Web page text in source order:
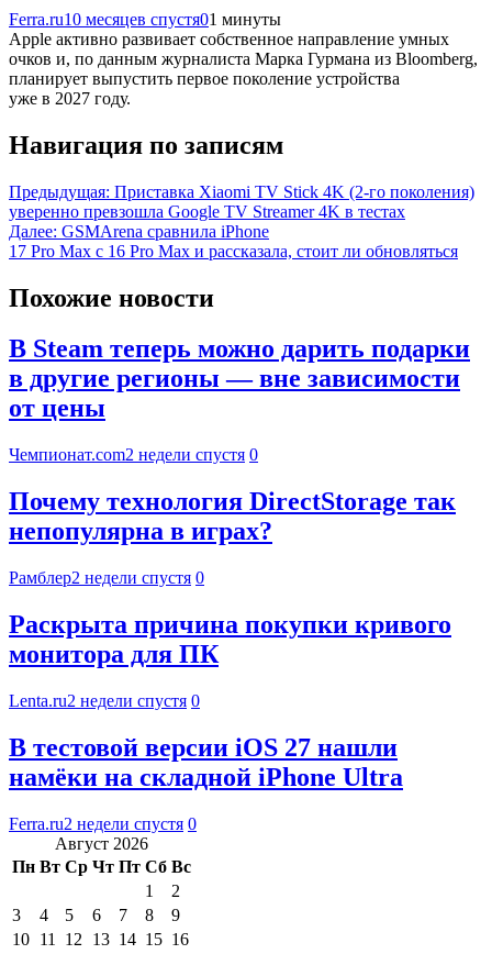
Ferra.ru10 месяцев спустя01 минуты
Apple активно развивает собственное направление умных
очков и, по данным журналиста Марка Гурмана из Bloomberg,
планирует выпустить первое поколение устройства
уже в 2027 году.
Навигация по записям
Предыдущая: Приставка Xiaomi TV Stick 4K (2-го поколения)
уверенно превзошла Google TV Streamer 4K в тестах
Далее: GSMArena сравнила iPhone
17 Pro Max с 16 Pro Max и рассказала, стоит ли обновляться
Похожие новости
В Steam теперь можно дарить подарки
в другие регионы — вне зависимости
от цены
Чемпионат.com2 недели спустя 0
Почему технология DirectStorage так
непопулярна в играх?
Рамблер2 недели спустя 0
Раскрыта причина покупки кривого
монитора для ПК
Lenta.ru2 недели спустя 0
В тестовой версии iOS 27 нашли
намёки на складной iPhone Ultra
Ferra.ru2 недели спустя 0
Август 2026
Пн Вт Ср Чт Пт Сб Вс
1
2
3
4 5 6 7 8
9
10 11 12 13 14 15 16